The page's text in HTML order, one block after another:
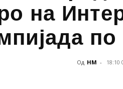
на
Од НМ - 18:10